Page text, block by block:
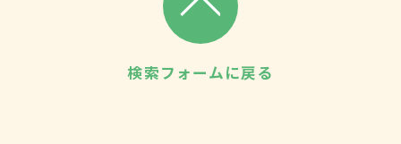
検索フォームに戻る